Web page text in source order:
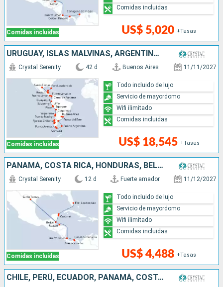
Comidas incluidas US$ 5,020 +Tasas
Comidas incluidas
URUGUAY, ISLAS MALVINAS, ARGENTINA, CHILE, PERÚ, ECUADOR, PANAMÁ, COSTA RICA, HONDURAS, BELICE, MÉXICO, ESTADOS UNIDOS
Comidas incluidas
Crystal Serenity 42 d Buenos Aires 11/11/2027
US$ 18,545 +Tasas
Todo incluido de lujo
Servicio de mayordomo
Wifi ilimitado
Comidas incluidas
PANAMÁ, COSTA RICA, HONDURAS, BELICE, MÉXICO, ESTADOS UNIDOS
Comidas incluidas
Crystal Serenity 12 d Fuerte amador 11/12/2027
US$ 4,488 +Tasas
Todo incluido de lujo
Servicio de mayordomo
Wifi ilimitado
Comidas incluidas
CHILE, PERÚ, ECUADOR, PANAMÁ, COSTA RICA, HONDURAS, BELICE, MÉXICO, ESTADOS UNIDOS